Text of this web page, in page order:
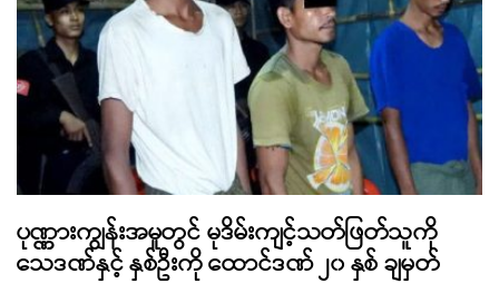
ပုဏ္ဏားကျွန်းအမှုတွင် မုဒိမ်းကျင့်သတ်ဖြတ်သူကို
သေဒဏ်နှင့် နှစ်ဦးကို ထောင်ဒဏ် ၂၀ နှစ် ချမှတ်